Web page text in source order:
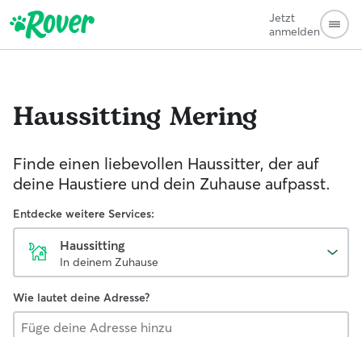
Jetzt
anmelden
Haussitting Mering
Finde einen liebevollen Haussitter, der auf
deine Haustiere und dein Zuhause aufpasst.
Entdecke weitere Services:
Haussitting
In deinem Zuhause
Wie lautet deine Adresse?